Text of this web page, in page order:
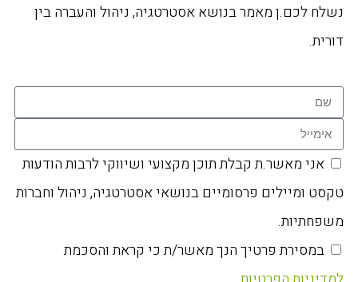
נשלח לכם.ן מאמר בנושא אסטרטגיה, ניהול והעברה בין
דורית.
אני מאשר.ת קבלת תוכן מקצועי ושיווקי לרבות הודעות
טקסט ומיילים פרסומיים בנושאי אסטרטגיה, ניהול וחברות
משפחתיות.
במסירת פרטיך הנך מאשר/ת כי קראת והסכמת